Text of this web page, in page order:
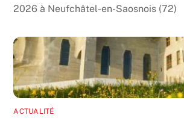
2026 à Neufchâtel-en-Saosnois (72)
ACTUALITÉ